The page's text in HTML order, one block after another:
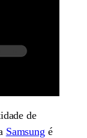
de
Samsung é